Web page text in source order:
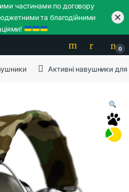
0
Активні навушники
частинами по договору
та благодійними